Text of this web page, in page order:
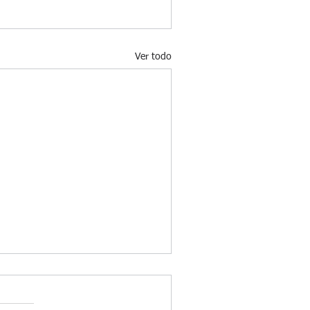
Ver todo
RENOVAR LA